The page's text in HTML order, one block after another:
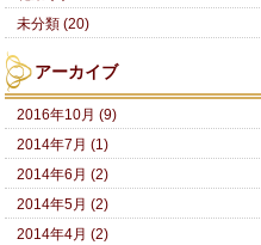
未分類 (20)
アーカイブ
2016年10月 (9)
2014年7月 (1)
2014年6月 (2)
2014年5月 (2)
2014年4月 (2)